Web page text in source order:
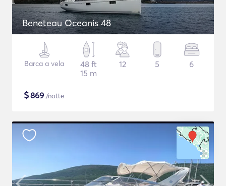
Beneteau Oceanis 48
Barca a vela
48 ft
15 m
12 5 6
$869 /notte